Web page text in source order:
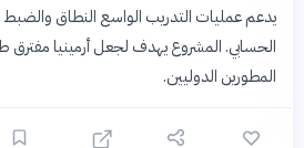
يدعم عمليات التدريب الواسع النطاق والضبط
الحسابي. المشروع يهدف لجعل أرمينيا مفترق
المطورين الدوليين.